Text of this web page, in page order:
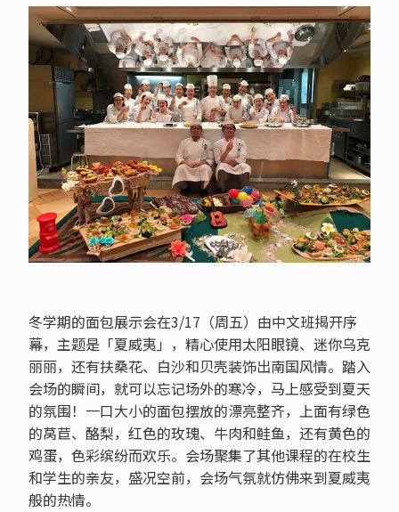
冬学期的面包展示会在3/17（周五）由中文班揭开序
幕，主题是「夏威夷」，精心使用太阳眼镜、迷你乌克
丽丽，还有扶桑花、白沙和贝壳装饰出南国风情。踏入
会场的瞬间，就可以忘记场外的寒冷，马上感受到夏天
的氛围！一口大小的面包摆放的漂亮整齐，上面有绿色
的莴苣、酪梨，红色的玫瑰、牛肉和鲑鱼，还有黄色的
鸡蛋，色彩缤纷而欢乐。会场聚集了其他课程的在校生
和学生的亲友，盛况空前，会场气氛就仿佛来到夏威夷
般的热情。